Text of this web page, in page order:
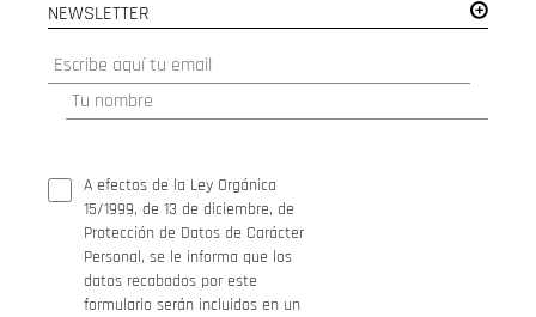
NEWSLETTER
A efectos de la Ley Orgánica
15/1999, de 13 de diciembre, de
Protección de Datos de Carácter
Personal, se le informa que los
datos recabados por este
formulario serán incluidos en un